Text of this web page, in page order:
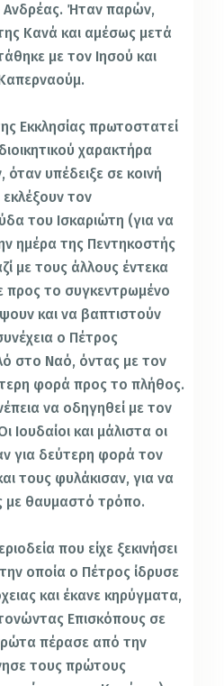
Ήταν παρών,
Κανά και αμέσως μετά
με τον Ιησού και
Εκκλησίας πρωτοστατεί
χαρακτήρα
υπέδειξε σε κοινή
τον
του Ισκαριώτη (για να
ημέρα της Πεντηκοστής
με τους άλλους έντεκα
προς το συγκεντρωμένο
και να βαπτιστούν
ο Πέτρος
στο Ναό, όντας με τον
φορά προς το πλήθος.
να οδηγηθεί με τον
Ιουδαίοι και μάλιστα οι
για δεύτερη φορά τον
τους φυλάκισαν, για να
με θαυμαστό τρόπο.
που είχε ξεκινήσει
οποία ο Πέτρος ίδρυσε
και έκανε κηρύγματα,
Επισκόπους σε
πέρασε από την
τους πρώτους